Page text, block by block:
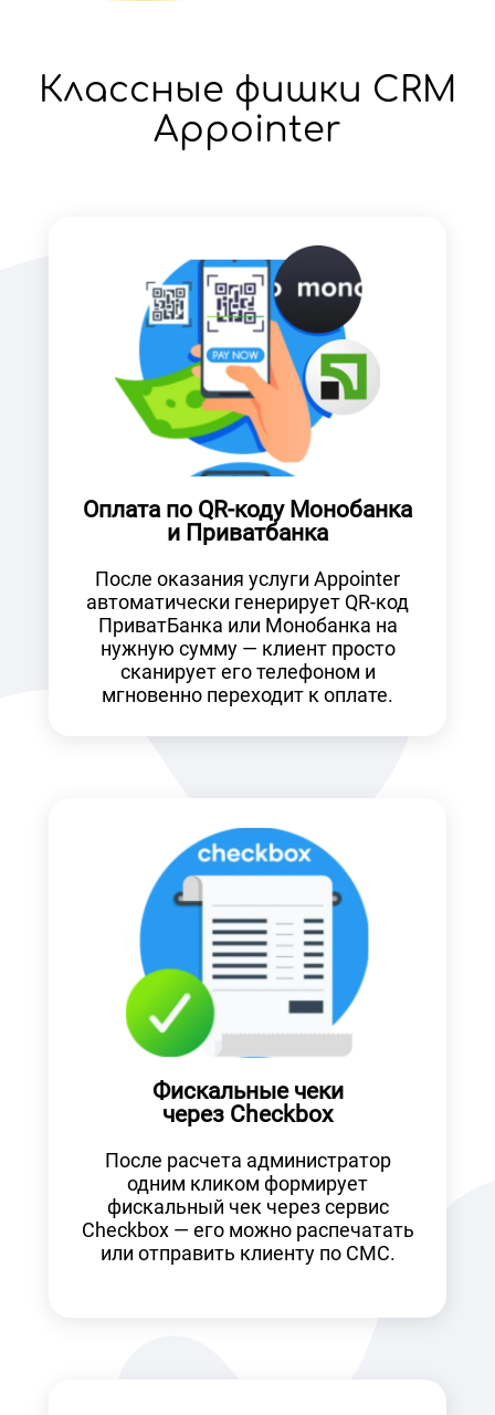
Классные фишки CRM
Appointer
Оплата по QR-коду Монобанка
и Приватбанка
После оказания услуги Appointer
автоматически генерирует QR-код
ПриватБанка или Монобанка на
нужную сумму — клиент просто
сканирует его телефоном и
мгновенно переходит к оплате.
Фискальные чеки
через Checkbox
После расчета администратор
одним кликом формирует
фискальный чек через сервис
Checkbox — его можно распечатать
или отправить клиенту по СМС.